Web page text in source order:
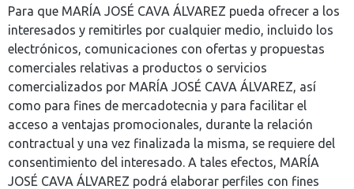
Para que MARÍA JOSÉ CAVA ÁLVAREZ pueda ofrecer a los
interesados y remitirles por cualquier medio, incluido los
electrónicos, comunicaciones con ofertas y propuestas
comerciales relativas a productos o servicios
comercializados por MARÍA JOSÉ CAVA ÁLVAREZ, así
como para fines de mercadotecnia y para facilitar el
acceso a ventajas promocionales, durante la relación
contractual y una vez finalizada la misma, se requiere del
consentimiento del interesado. A tales efectos, MARÍA
JOSÉ CAVA ÁLVAREZ podrá elaborar perfiles con fines